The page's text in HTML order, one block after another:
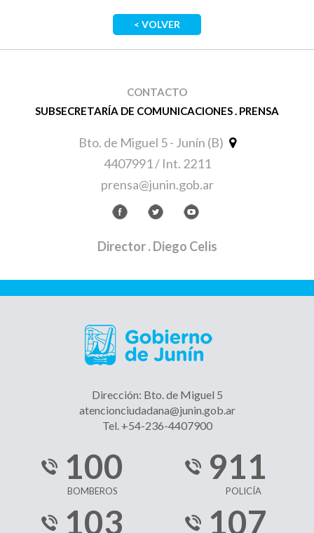
< VOLVER
CONTACTO
SUBSECRETARÍA DE COMUNICACIONES . PRENSA
Bto. de Miguel 5 - Junín (B)
4407991 / Int. 2211
prensa@junin.gob.ar
Director. Diego Celis
Dirección: Bto. de Miguel 5
atencionciudadana@junin.gob.ar
Tel. +54-236-4407900
100
BOMBEROS
911
POLICÍA
103 107